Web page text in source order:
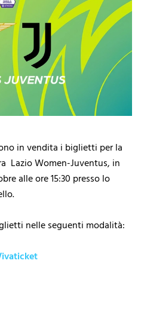
in vendita i biglietti per la
Lazio Women-Juventus, in
alle ore 15:30 presso lo
nelle seguenti modalità: